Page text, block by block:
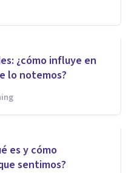
¿cómo influye en
lo notemos?
es y cómo
sentimos?